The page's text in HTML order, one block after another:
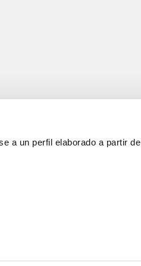
a un perfil elaborado a partir de